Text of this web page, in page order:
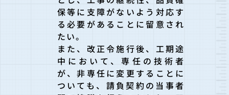
保等に支障がないよう対応す
る必要があることに留意され
たい。
また、改正令施行後、工期途
中において、専任の技術者
が、非専任に変更することに
ついても、請負契約の当事者